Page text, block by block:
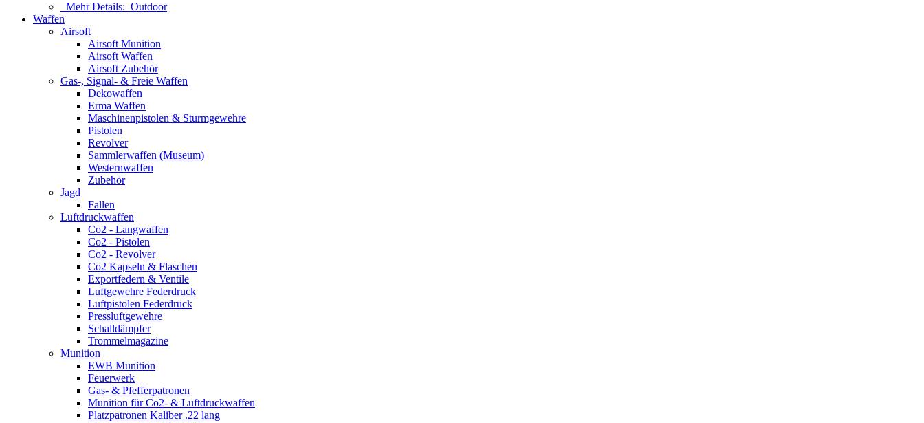
Mehr Details: Outdoor
Waffen
Airsoft
Airsoft Munition
Airsoft Waffen
Airsoft Zubehör
Gas-, Signal- & Freie Waffen
Dekowaffen
Erma Waffen
Maschinenpistolen & Sturmgewehre
Pistolen
Revolver
Sammlerwaffen (Museum)
Westernwaffen
Zubehör
Jagd
Fallen
Luftdruckwaffen
Co2 - Langwaffen
Co2 - Pistolen
Co2 - Revolver
Co2 Kapseln & Flaschen
Exportfedern & Ventile
Luftgewehre Federdruck
Luftpistolen Federdruck
Pressluftgewehre
Schalldämpfer
Trommelmagazine
Munition
EWB Munition
Feuerwerk
Gas- & Pfefferpatronen
Munition für Co2- & Luftdruckwaffen
Platzpatronen Kaliber .22 lang